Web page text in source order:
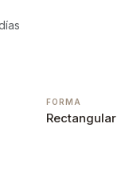
FORMA
Rectangular